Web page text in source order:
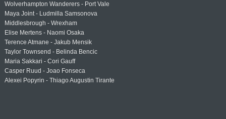
Wolverhampton Wanderers - Port Vale
Maya Joint - Ludmilla Samsonova
Middlesbrough - Wrexham
Elise Mertens - Naomi Osaka
Terence Atmane - Jakub Mensik
Taylor Townsend - Belinda Bencic
Maria Sakkari - Cori Gauff
Casper Ruud - Joao Fonseca
Alexei Popyrin - Thiago Augustin Tirante